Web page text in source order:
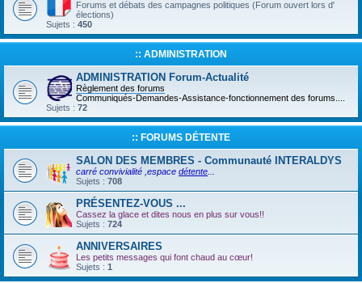
Forums et débats des campagnes politiques (Forum ouvert lors d'
élections)
Sujets : 450
:: ADMINISTRATION
ADMINISTRATION Forum-Actualité
Règlement des forums
Communiqués-Demandes-Assistance-fonctionnement des forums....
Sujets : 72
:: FORUMS DÉTENTE
SALON DES MEMBRES - Communauté INTERALDYS
carré convivialité ,espace détente
Sujets : 708
PRÉSENTEZ-VOUS ...
Cassez la glace et dites nous en plus sur vous!!
Sujets : 724
ANNIVERSAIRES
Les petits messages qui font chaud au cœur!
Sujets : 1